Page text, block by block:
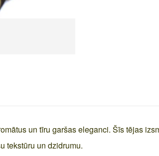
un tīru garšas eleganci. Šīs tējas
tekstūru un dzidrumu.